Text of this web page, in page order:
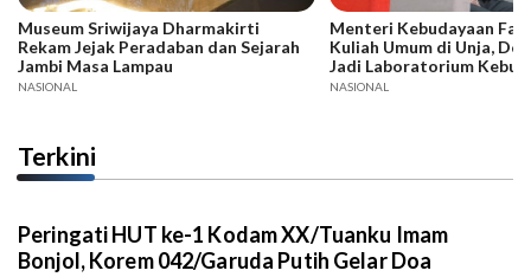
Museum Sriwijaya Dharmakirti
Rekam Jejak Peradaban dan Sejarah
Jambi Masa Lampau
NASIONAL
Menteri Kebudayaan
Kuliah Umum di Unja,
Jadi Laboratorium
NASIONAL
Terkini
Peringati HUT ke-1 Kodam XX/Tuanku Imam
Bonjol, Korem 042/Garuda Putih Gelar Doa